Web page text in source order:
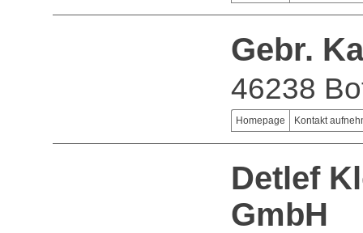
Gebr.
46238
Homepage Kontakt
Detlef
GmbH